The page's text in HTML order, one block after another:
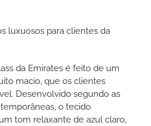
da Emirates é feito de um
macio, que os clientes
Desenvolvido segundo as
o tecido
tom relaxante de azul claro,